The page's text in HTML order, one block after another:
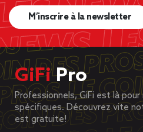
M’inscrire à la newsletter
GiFiPro
Professionnels, GiFi est là
spécifiques. Découvrez vite
est gratuite!